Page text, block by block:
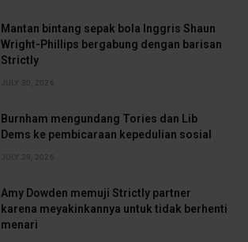
Mantan bintang sepak bola Inggris Shaun
Wright-Phillips bergabung dengan barisan
Strictly
JULY 30, 2026
Burnham mengundang Tories dan Lib
Dems ke pembicaraan kepedulian sosial
JULY 29, 2026
Amy Dowden memuji Strictly partner
karena meyakinkannya untuk tidak berhenti
menari